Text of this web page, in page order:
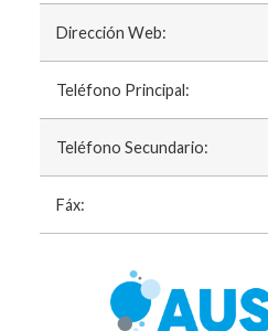
Dirección Web:
Teléfono Principal:
Teléfono Secundario:
Fáx: